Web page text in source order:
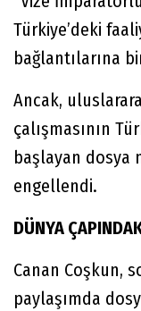
Türkiye’deki
bağlantılarına
Ancak,
çalışmasının
başlayan dosya
engellendi.
DÜNYA
Canan Coşkun,
paylaşımda